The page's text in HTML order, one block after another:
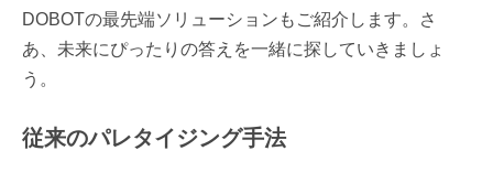
DOBOTの最先端ソリューションもご紹介します。さ
あ、未来にぴったりの答えを一緒に探していきましょ
う。
従来のパレタイジング手法